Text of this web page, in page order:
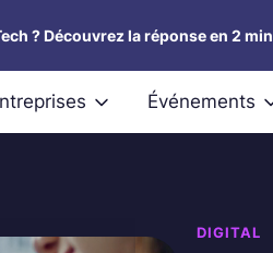
? Découvrez la réponse en 2
Événements
DIGITAL